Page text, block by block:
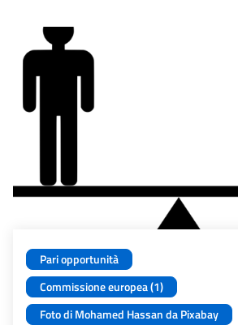
Pari opportunità
Commissione europea (1)
Foto di Mohamed Hassan da Pixabay